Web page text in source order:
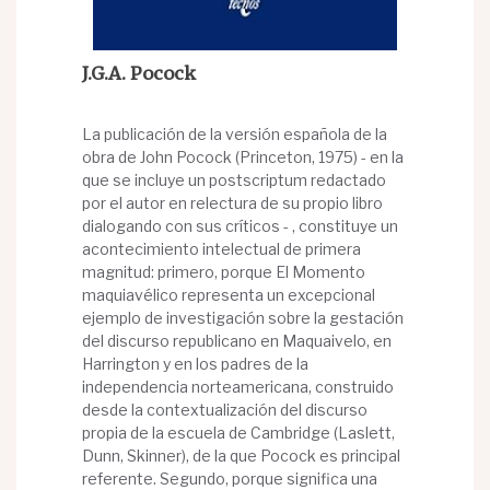
J.G.A. Pocock
La publicación de la versión española de la
obra de John Pocock (Princeton, 1975) - en la
que se incluye un postscriptum redactado
por el autor en relectura de su propio libro
dialogando con sus críticos - , constituye un
acontecimiento intelectual de primera
magnitud: primero, porque El Momento
maquiavélico representa un excepcional
ejemplo de investigación sobre la gestación
del discurso republicano en Maquaivelo, en
Harrington y en los padres de la
independencia norteamericana, construido
desde la contextualización del discurso
propia de la escuela de Cambridge (Laslett,
Dunn, Skinner), de la que Pocock es principal
referente. Segundo, porque significa una